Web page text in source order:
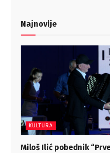
Najnovije
KULTURA
Miloš Ilić pobednik